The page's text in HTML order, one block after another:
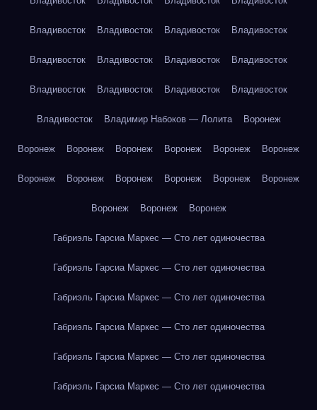
Владивосток Владивосток Владивосток Владивосток
Владивосток Владивосток Владивосток Владивосток
Владивосток Владивосток Владивосток Владивосток
Владивосток Владимир Набоков — Лолита Воронеж
Воронеж Воронеж Воронеж Воронеж Воронеж Воронеж
Воронеж Воронеж Воронеж Воронеж Воронеж Воронеж
Воронеж Воронеж Воронеж
Габриэль Гарсиа Маркес — Сто лет одиночества
Габриэль Гарсиа Маркес — Сто лет одиночества
Габриэль Гарсиа Маркес — Сто лет одиночества
Габриэль Гарсиа Маркес — Сто лет одиночества
Габриэль Гарсиа Маркес — Сто лет одиночества
Габриэль Гарсиа Маркес — Сто лет одиночества